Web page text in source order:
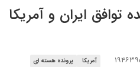
توافق ایران و آمریکا
آمریکا
پرونده هسته ای